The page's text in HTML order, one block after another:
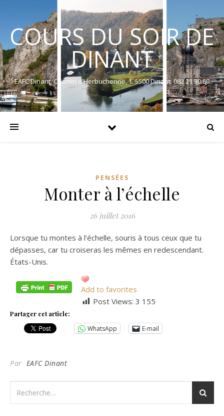
COURS DU SOIR DE
DINANT
EAFC Dinant. Chemin d'Herbuchenne, 1. 5500 Dinant. 082 21 30 60
PENSÉES
Monter à l’échelle
26 juillet 2016
Lorsque tu montes à l’échelle, souris à tous ceux que tu
dépasses, car tu croiseras les mêmes en redescendant.
États-Unis.
Add to favorites
Post Views: 3 155
Partager cet article:
WhatsApp E-mail
Par EAFC Dinant